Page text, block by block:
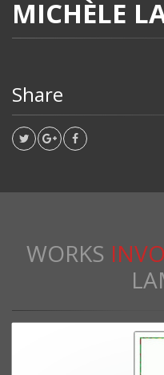
MICHÈLE
Share
WORKS